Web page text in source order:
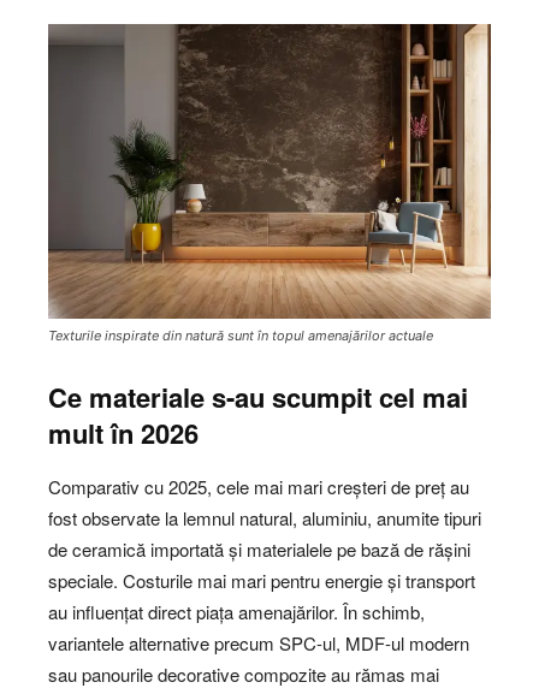
Texturile inspirate din natură sunt în topul amenajărilor actuale
Ce materiale s-au scumpit cel mai
mult în 2026
Comparativ cu 2025, cele mai mari creșteri de preț au
fost observate la lemnul natural, aluminiu, anumite tipuri
de ceramică importată și materialele pe bază de rășini
speciale. Costurile mai mari pentru energie și transport
au influențat direct piața amenajărilor. În schimb,
variantele alternative precum SPC-ul, MDF-ul modern
sau panourile decorative compozite au rămas mai